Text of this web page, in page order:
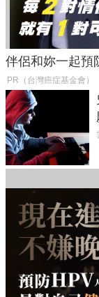
伴侶和妳一起預
PR（台灣癌症基金會）